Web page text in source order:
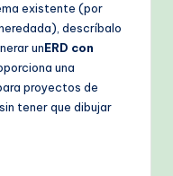
existente (por
descríbalo
unERD con
una
proyectos de
tener que dibujar